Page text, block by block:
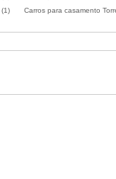
(1) Carros para casamento